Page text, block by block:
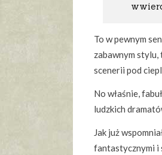
To w pewnym
zabawnym stylu,
scenerii pod
No właśnie,
ludzkich
Jak już
fantastycznymi i